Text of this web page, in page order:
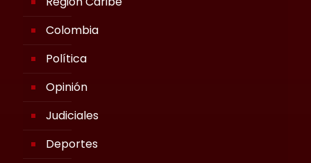
Colombia
Política
Opinión
Judiciales
Deportes